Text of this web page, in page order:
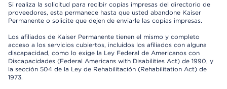
Si realiza la solicitud para recibir copias impresas del directorio de
proveedores, esta permanece hasta que usted abandone Kaiser
Permanente o solicite que dejen de enviarle las copias impresas.
Los afiliados de Kaiser Permanente tienen el mismo y completo
acceso a los servicios cubiertos, incluidos los afiliados con alguna
discapacidad, como lo exige la Ley Federal de Americanos con
Discapacidades (Federal Americans with Disabilities Act) de 1990, y
la sección 504 de la Ley de Rehabilitación (Rehabilitation Act) de
1973.